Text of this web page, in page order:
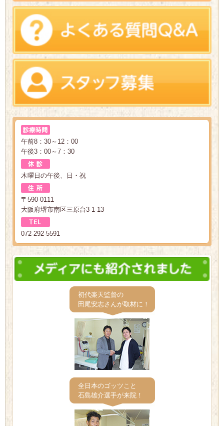
午前8：30～12：00
午後3：00～7：30
木曜日の午後、日・祝
〒590-0111
大阪府堺市南区三原台3-1-13
072-292-5591
初代楽天監督の
田尾安志さんが取材に！
全日本のゴッツこと
石島雄介選手が来院！